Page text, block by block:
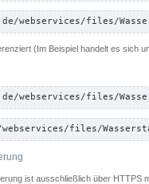
webservices/files/
(Im Beispiel handelt es sich
files/
files/
ist ausschließlich über HTTPS